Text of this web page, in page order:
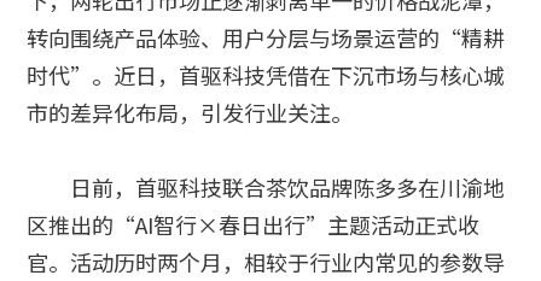
转向围绕产品体验、用户分层与场景运营的“精耕
时代”。近日，首驱科技凭借在下沉市场与核心城
市的差异化布局，引发行业关注。
日前，首驱科技联合茶饮品牌陈多多在川渝地
区推出的“AI智行×春日出行”主题活动正式收
官。活动历时两个月，相较于行业内常见的参数导